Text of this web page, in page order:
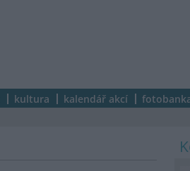
kultura kalendář akcí